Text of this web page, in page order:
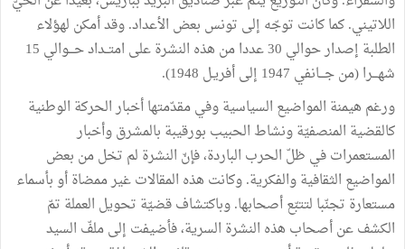
اللاتيني. كما كانت توجّه إلى تونس بعض الأعداد. وقد أمكن لهؤلاء
الطلبة إصدار حوالي 30 عددا من هذه النشرة على امتــداد حـــوالي 15
شهـــرا (من جـــانفي 1947 إلى أفريـل 1948).
ورغم هيمنة المواضيع السياسية وفي مقدّمتها أخبار الحركة الوطنية
كالقضية المنصفيّة ونشاط الحبيب بورقيبة بالمشرق وأخبار
المستعمرات في ظلّ الحرب الباردة، فإنّ النشرة لم تخل من بعض
المواضيع الثقافية والفكرية. وكانت هذه المقالات غير ممضاة أو بأسماء
مستعارة تجنّبا لتتبّع أصحابها. وباكتشاف قضيّة تحويل العملة تمّ
الكشف عن أصحاب هذه النشرة السرية، فأضيفت إلى ملفّ السيد